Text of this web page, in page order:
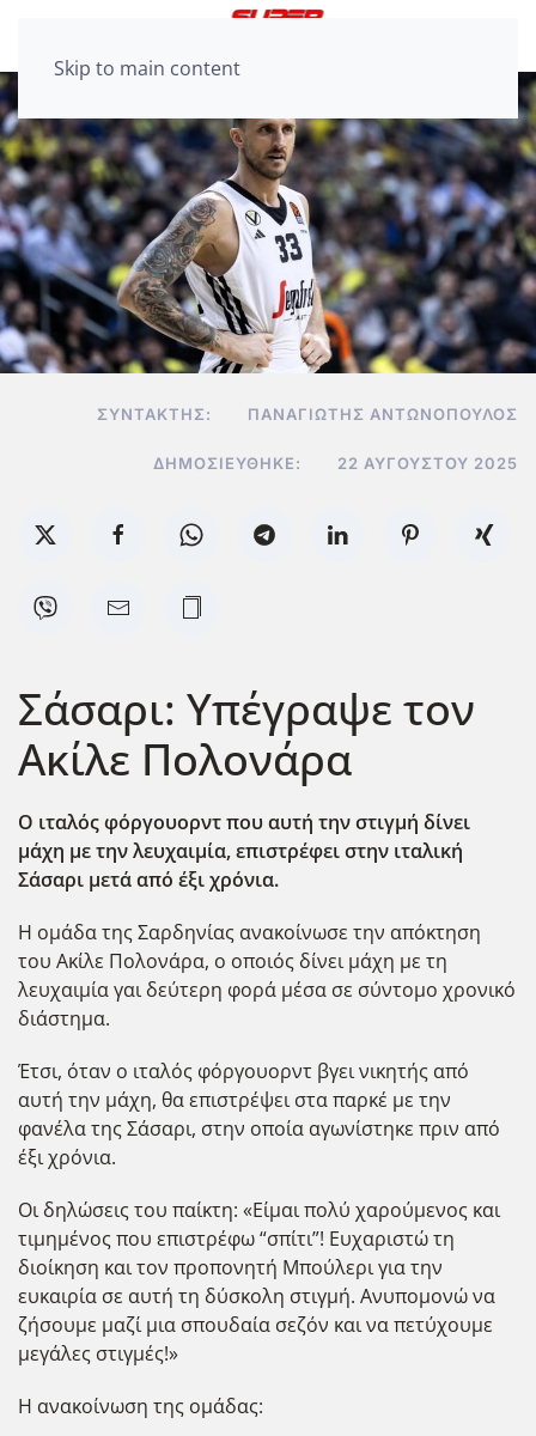
Skip to main content
ΣΥΝΤΆΚΤΗΣ: ΠΑΝΑΓΙΏΤΗΣ ΑΝΤΩΝΌΠΟΥΛΟΣ
ΔΗΜΟΣΙΕΎΘΗΚΕ: 22 ΑΥΓΟΎΣΤΟΥ 2025
Σάσαρι: Υπέγραψε τον
Ακίλε Πολονάρα
Ο ιταλός φόργουορντ που αυτή την στιγμή δίνει
μάχη με την λευχαιμία, επιστρέφει στην ιταλική
Σάσαρι μετά από έξι χρόνια.
Η ομάδα της Σαρδηνίας ανακοίνωσε την απόκτηση
του Ακίλε Πολονάρα, ο οποιός δίνει μάχη με τη
λευχαιμία γαι δεύτερη φορά μέσα σε σύντομο χρονικό
διάστημα.
Έτσι, όταν ο ιταλός φόργουορντ βγει νικητής από
αυτή την μάχη, θα επιστρέψει στα παρκέ με την
φανέλα της Σάσαρι, στην οποία αγωνίστηκε πριν από
έξι χρόνια.
Οι δηλώσεις του παίκτη: «Είμαι πολύ χαρούμενος και
τιμημένος που επιστρέφω “σπίτι”! Ευχαριστώ τη
διοίκηση και τον προπονητή Μπούλερι για την
ευκαιρία σε αυτή τη δύσκολη στιγμή. Ανυπομονώ να
ζήσουμε μαζί μια σπουδαία σεζόν και να πετύχουμε
μεγάλες στιγμές!»
Η ανακοίνωση της ομάδας: